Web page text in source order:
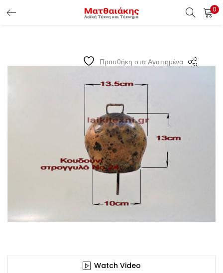
0
Προσθήκη στα Αγαπημένα
Watch Video
ΕΊΣΟΔΟΣ ΠΕΛΑΤΏΝ
Είσοδος Πελατών